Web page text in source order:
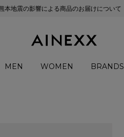
本地震の影響による商品のお届けについて
MEN WOMEN BRANDS